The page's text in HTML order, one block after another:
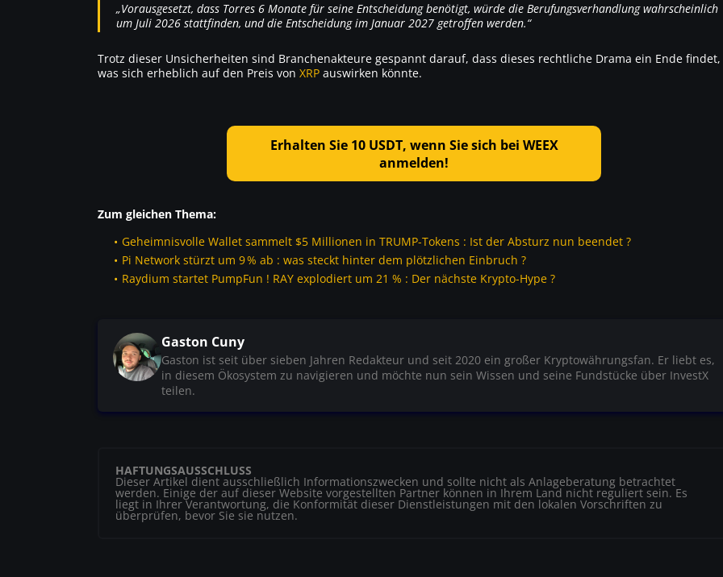
„Vorausgesetzt, dass Torres 6 Monate für seine Entscheidung benötigt, würde die Berufungsverhandlung wahrscheinlich
um Juli 2026 stattfinden, und die Entscheidung im Januar 2027 getroffen werden.“
Trotz dieser Unsicherheiten sind Branchenakteure gespannt darauf, dass dieses rechtliche Drama ein Ende findet,
was sich erheblich auf den Preis von XRP auswirken könnte.
Erhalten Sie 10 USDT, wenn Sie sich bei WEEX
anmelden!
Zum gleichen Thema:
Geheimnisvolle Wallet sammelt $5 Millionen in TRUMP-Tokens : Ist der Absturz nun beendet ?
Pi Network stürzt um 9 % ab : was steckt hinter dem plötzlichen Einbruch ?
Raydium startet PumpFun ! RAY explodiert um 21 % : Der nächste Krypto-Hype ?
Gaston Cuny
Gaston ist seit über sieben Jahren Redakteur und seit 2020 ein großer Kryptowährungsfan. Er liebt es,
in diesem Ökosystem zu navigieren und möchte nun sein Wissen und seine Fundstücke über InvestX
teilen.
HAFTUNGSAUSSCHLUSS
Dieser Artikel dient ausschließlich Informationszwecken und sollte nicht als Anlageberatung betrachtet
werden. Einige der auf dieser Website vorgestellten Partner können in Ihrem Land nicht reguliert sein. Es
liegt in Ihrer Verantwortung, die Konformität dieser Dienstleistungen mit den lokalen Vorschriften zu
überprüfen, bevor Sie sie nutzen.